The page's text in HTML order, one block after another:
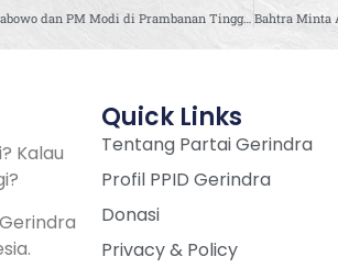
Kehangatan Presiden Prabowo dan PM Modi di Prambanan Tinggalkan Kesan Mendalam bagi Warga dan Diaspora India
Kalau
Quick Links
Tentang Partai Gerindra
Profil PPID Gerindra
Donasi
Privacy & Policy